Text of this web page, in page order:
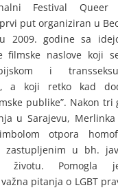
Festival Queer
put organiziran u
2009. godine sa
filmske naslove koji
i
a koji retko kad
publike”. Nakon tri
u Sarajevu,
otpora
zastupljenim u bh.
životu. Pomogla
pitanja o LGBT